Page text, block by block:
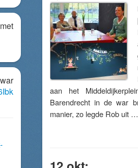
aan het
Barendrecht in de war
manier, zo legde Rob uit …